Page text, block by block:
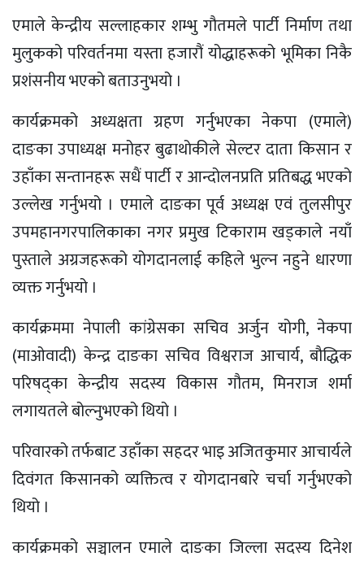
एमाले केन्द्रीय सल्लाहकार शम्भु गौतमले पार्टी निर्माण तथा
मुलुकको परिवर्तनमा यस्ता हजारौं योद्धाहरूको भूमिका निकै
प्रशंसनीय भएको बताउनुभयो ।
कार्यक्रमको अध्यक्षता ग्रहण गर्नुभएका नेकपा (एमाले)
दाङका उपाध्यक्ष मनोहर बुढाथोकीले सेल्टर दाता किसान र
उहाँका सन्तानहरू सधैं पार्टी र आन्दोलनप्रति प्रतिबद्ध भएको
उल्लेख गर्नुभयो । एमाले दाङका पूर्व अध्यक्ष एवं तुलसीपुर
उपमहानगरपालिकाका नगर प्रमुख टिकाराम खड्काले नयाँ
पुस्ताले अग्रजहरूको योगदानलाई कहिले भुल्न नहुने धारणा
व्यक्त गर्नुभयो ।
कार्यक्रममा नेपाली कांग्रेसका सचिव अर्जुन योगी, नेकपा
(माओवादी) केन्द्र दाङका सचिव विश्वराज आचार्य, बौद्धिक
परिषद्का केन्द्रीय सदस्य विकास गौतम, मिनराज शर्मा
लगायतले बोल्नुभएको थियो ।
परिवारको तर्फबाट उहाँका सहदर भाइ अजितकुमार आचार्यले
दिवंगत किसानको व्यक्तित्व र योगदानबारे चर्चा गर्नुभएको
थियो ।
कार्यक्रमको सञ्चालन एमाले दाङका जिल्ला सदस्य दिनेश